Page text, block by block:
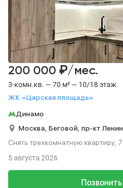
3-комн.кв. — 70 м² — 10/18 этаж
ЖК «Царская площадь»
200 000 ₽/мес.
Динамо
Москва, Беговой, пр-кт
Снять трехкомнатную квартиру,
Позвонить
5 августа 2026